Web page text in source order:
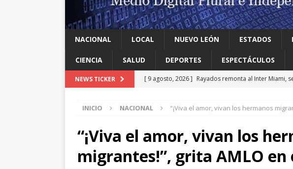
NACIONAL LOCAL NUEVO LEÓN ESTADOS
CIENCIA SALUD DEPORTES ESPECTÁCULOS
NEWS TICKER [ 9 agosto, 2026 ] Rayados remonta al Inter Miami,
[ 9 agosto, 2026 ] Ya cantó el gallo
HISTORIA Y
Llama Mijes activar el ‘modo sí’
LOCAL
[ 9 agosto, 2026 ] Transforma vidas 4T al sur de
INICIO NACIONAL “¡Viva el amor, vivan los hermanos
“¡Viva el amor, vivan los
migrantes!”, grita AMLO en